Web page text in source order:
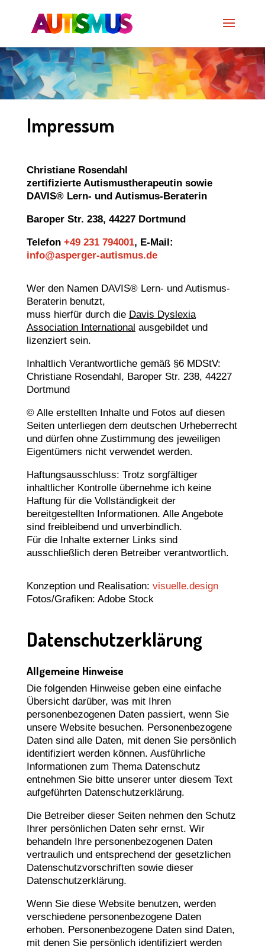
Impressum
Christiane Rosendahl
zertifizierte Autismustherapeutin sowie
DAVIS® Lern- und Autismus-Beraterin
Baroper Str. 238, 44227 Dortmund
Telefon +49 231 794001, E-Mail:
info@asperger-autismus.de
Wer den Namen DAVIS® Lern- und Autismus-
Beraterin benutzt,
muss hierfür durch die Davis Dyslexia
Association International ausgebildet und
lizenziert sein.
Inhaltlich Verantwortliche gemäß §6 MDStV:
Christiane Rosendahl, Baroper Str. 238, 44227
Dortmund
© Alle erstellten Inhalte und Fotos auf diesen
Seiten unterliegen dem deutschen Urheberrecht
und dürfen ohne Zustimmung des jeweiligen
Eigentümers nicht verwendet werden.
Haftungsausschluss: Trotz sorgfältiger
inhaltlicher Kontrolle übernehme ich keine
Haftung für die Vollständigkeit der
bereitgestellten Informationen. Alle Angebote
sind freibleibend und unverbindlich.
Für die Inhalte externer Links sind
ausschließlich deren Betreiber verantwortlich.
Konzeption und Realisation: visuelle.design
Fotos/Grafiken: Adobe Stock
Datenschutzerklärung
Allgemeine Hinweise
Die folgenden Hinweise geben eine einfache
Übersicht darüber, was mit Ihren
personenbezogenen Daten passiert, wenn Sie
unsere Website besuchen. Personenbezogene
Daten sind alle Daten, mit denen Sie persönlich
identifiziert werden können. Ausführliche
Informationen zum Thema Datenschutz
entnehmen Sie bitte unserer unter diesem Text
aufgeführten Datenschutzerklärung.
Die Betreiber dieser Seiten nehmen den Schutz
Ihrer persönlichen Daten sehr ernst. Wir
behandeln Ihre personenbezogenen Daten
vertraulich und entsprechend der gesetzlichen
Datenschutzvorschriften sowie dieser
Datenschutzerklärung.
Wenn Sie diese Website benutzen, werden
verschiedene personenbezogene Daten
erhoben. Personenbezogene Daten sind Daten,
mit denen Sie persönlich identifiziert werden